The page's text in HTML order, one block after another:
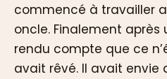
commencé à travailler
oncle. Finalement après
rendu compte que ce
avait rêvé. Il avait envie